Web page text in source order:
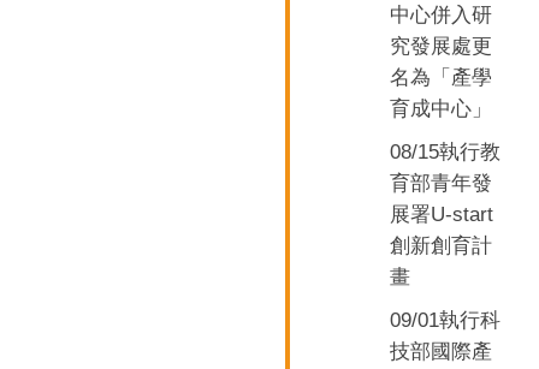
中心併入研
究發展處更
名為 「 產學
育成中心」
08/15執行教
育部青年發
展署U-start
創新創育計
畫
09/01執行科
技部國際產